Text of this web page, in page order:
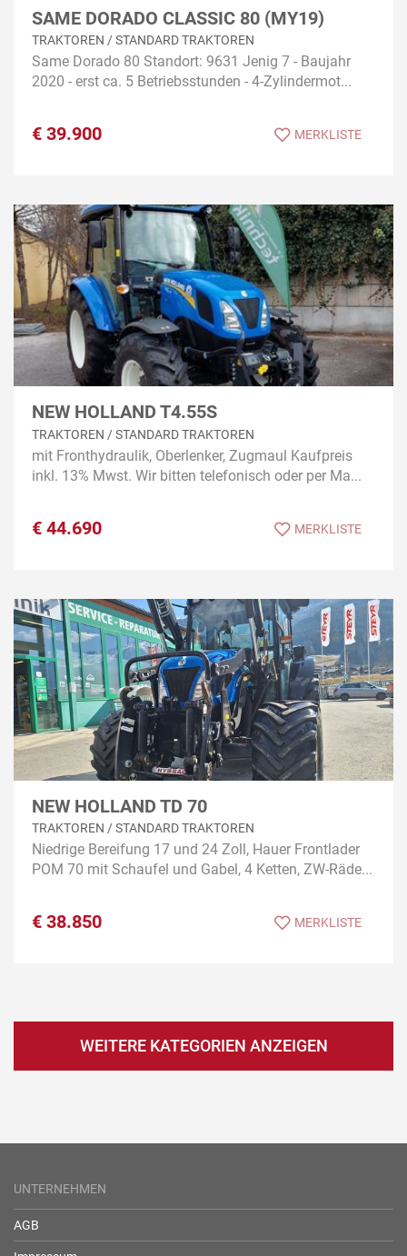
SAME DORADO CLASSIC 80 (MY19)
TRAKTOREN / STANDARD TRAKTOREN
Same Dorado 80 Standort: 9631 Jenig 7 - Baujahr
2020 - erst ca. 5 Betriebsstunden - 4-Zylindermot...
€ 39.900 MERKLISTE
NEW HOLLAND T4.55S
TRAKTOREN / STANDARD TRAKTOREN
mit Fronthydraulik, Oberlenker, Zugmaul Kaufpreis
inkl. 13% Mwst. Wir bitten telefonisch oder per Ma...
€ 44.690 MERKLISTE
NEW HOLLAND TD 70
TRAKTOREN / STANDARD TRAKTOREN
Niedrige Bereifung 17 und 24 Zoll, Hauer Frontlader
POM 70 mit Schaufel und Gabel, 4 Ketten, ZW-Räde...
€ 38.850 MERKLISTE
WEITERE KATEGORIEN ANZEIGEN
UNTERNEHMEN
AGB